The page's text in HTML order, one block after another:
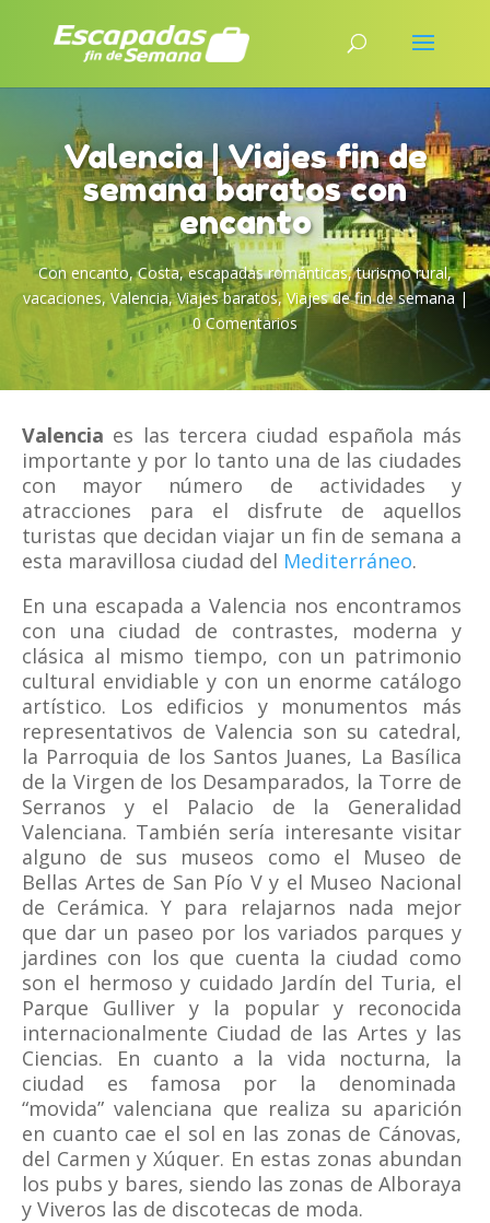
Valencia | Viajes fin de
semana baratos con
encanto
Con encanto,Costa,escapadas románticas,turismo rural,
vacaciones, Valencia,Viajes baratos,Viajes de fin de semana|
0 Comentarios
Valencia es las tercera ciudad española más
importante y por lo tanto una de las ciudades
con mayor número de actividades y
atracciones para el disfrute de aquellos
turistas que decidan viajar un fin de semana a
esta maravillosa ciudad del Mediterráneo.
En una escapada a Valencia nos encontramos
con una ciudad de contrastes, moderna y
clásica al mismo tiempo, con un patrimonio
cultural envidiable y con un enorme catálogo
artístico. Los edificios y monumentos más
representativos de Valencia son su catedral,
la Parroquia de los Santos Juanes, La Basílica
de la Virgen de los Desamparados, la Torre de
Serranos y el Palacio de la Generalidad
Valenciana. También sería interesante visitar
alguno de sus museos como el Museo de
Bellas Artes de San Pío V y el Museo Nacional
de Cerámica.Y para relajarnos nada mejor
que dar un paseo por los variados parques y
jardines con los que cuenta la ciudad como
son el hermoso y cuidado Jardín del Turia, el
Parque Gulliver y la popular y reconocida
internacionalmente Ciudad de las Artes y las
Ciencias. En cuanto a la vida nocturna, la
ciudad es famosa por la denominada
“movida” valenciana que realiza su aparición
en cuanto cae el sol en las zonas de Cánovas,
del Carmen y Xúquer. En estas zonas abundan
los pubs y bares, siendo las zonas de Alboraya
y Viveros las de discotecas de moda.